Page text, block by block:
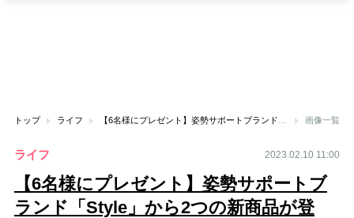
トップ ライフ 画像一覧
ライフ 2023.02.10 11:00
【6名様にプレゼント】姿勢サポートブ
ランド「Style」から2つの新商品が登